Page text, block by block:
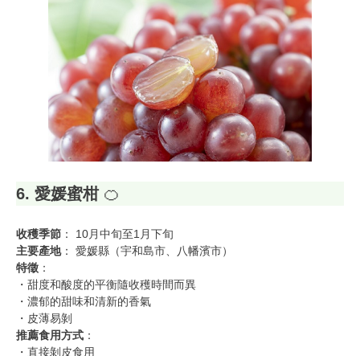
6. 愛媛蜜柑🍊
收穫季節 ： 10月中旬至1月下旬
主要產地： 愛媛縣（宇和島市、八幡濱市）
特徵 ：
・甜度和酸度的平衡隨收穫時間而異
・濃郁的甜味和清新的香氣
・皮薄易剝
推薦食用方式 ：
・直接剝皮食用